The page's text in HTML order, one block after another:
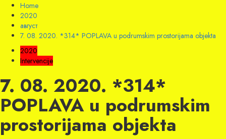
Home
2020
август
7. 08. 2020. *314* POPLAVA u podrumskim prostorijama objekta
2020
Intervencije
7. 08. 2020. *314*
POPLAVA u podrumskim
prostorijama objekta